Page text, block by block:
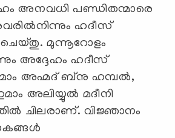
അനവധി പണ്ഡിതന്മാരെ
ഹദീസ്
ചെയ്തു. മുന്നൂറോളം
അദ്ദേഹം ഹദീസ്
ഇമാം അഹ്മദ് ബ്‌നു ഹമ്പല്‍,
അലിയ്യുല്‍ മദീനി
ചിലരാണ്. വിജ്ഞാനം